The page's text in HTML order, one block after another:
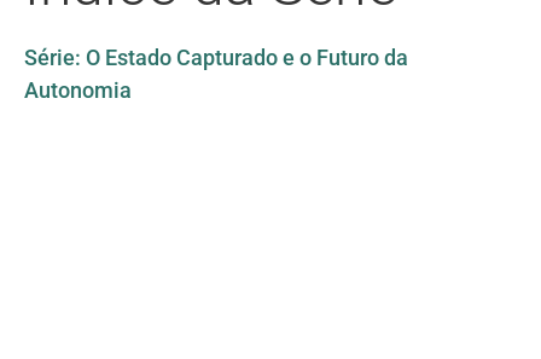
Série: O Estado Capturado e o Futuro da
Autonomia